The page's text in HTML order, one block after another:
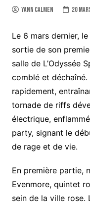
Yann Calmen 20
Le 6 mars dernier,
sortie de son
salle de L’Odyssée
comblé et
rapidement,
tornade de riffs
électrique,
party, signant le
de rage et de vie.
En première partie,
Evenmore, quintet
sein de la ville rose.